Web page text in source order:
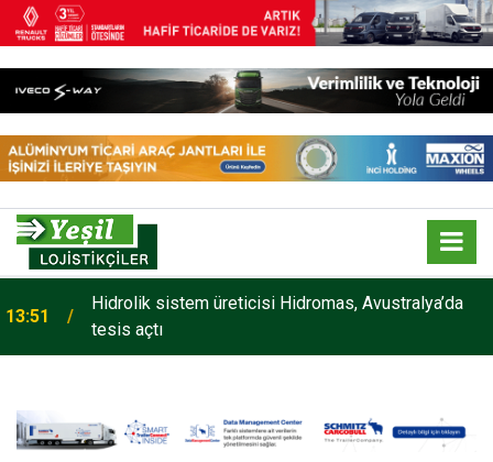
13:51
Hidrolik sistem üreticisi Hidromas, Avustralya’da
tesis açtı